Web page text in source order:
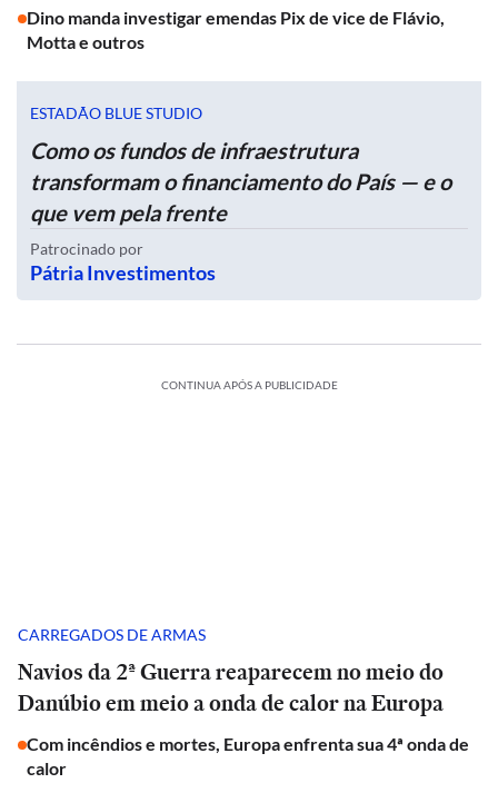
Dino manda investigar emendas Pix de vice de Flávio,
Motta e outros
ESTADÃO BLUE STUDIO
Como os fundos de infraestrutura
transformam o financiamento do País — e o
que vem pela frente
Patrocinado por
Pátria Investimentos
CONTINUA APÓS A PUBLICIDADE
CARREGADOS DE ARMAS
Navios da 2ª Guerra reaparecem no meio do
Danúbio em meio a onda de calor na Europa
Com incêndios e mortes, Europa enfrenta sua 4ª onda de
calor